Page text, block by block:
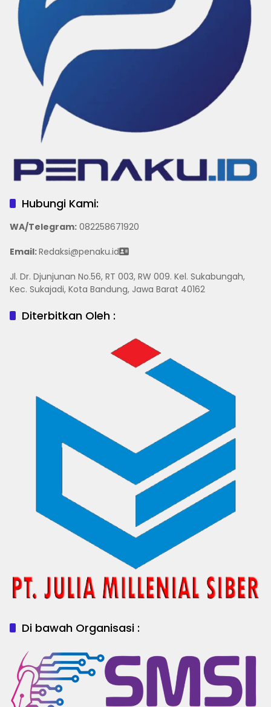
Hubungi Kami:
WA/Telegram: 082258671920
Email:Redaksi@penaku.id
Jl. Dr. Djunjunan No.56, RT 003, RW 009. Kel. Sukabungah,
Kec. Sukajadi, Kota Bandung, Jawa Barat 40162
Diterbitkan Oleh :
Di bawah Organisasi :